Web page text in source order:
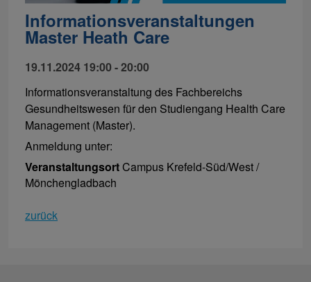
Informationsveranstaltungen
Master Heath Care
19.11.2024 19:00 - 20:00
Informationsveranstaltung des Fachbereichs
Gesundheitswesen für den Studiengang Health Care
Management (Master).
Anmeldung unter:
Veranstaltungsort Campus Krefeld-Süd/West /
Mönchengladbach
zurück